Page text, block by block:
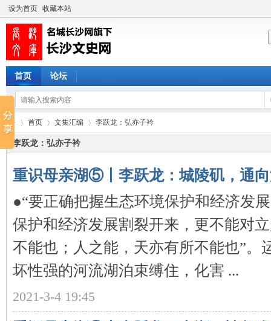
设为首页 收藏本站
首页 论坛
长 ›
首页
›
文集汇编
›
李跃龙：弘亦子衿
李跃龙：弘亦子衿
重识母亲湖⑤丨李跃龙：城陵矶，通
●“要正确把握生态环境保护和经济发
保护和经济发展割裂开来，更不能对
不能也；人之能，天亦有所不能也”。
坏性强的河流湖泊束缚住，化害 ...
2021-3-4 19:45